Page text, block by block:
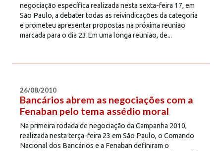
negociação específica realizada nesta sexta-feira 17, em
São Paulo, a debater todas as reivindicações da categoria
e prometeu apresentar propostas na próxima reunião
marcada para o dia 23.Em uma longa reunião, de...
26/08/2010
Bancários abrem as negociações com a
Fenaban pelo tema assédio moral
Na primeira rodada de negociação da Campanha 2010,
realizada nesta terça-feira 23 em São Paulo, o Comando
Nacional dos Bancários e a Fenaban definiram o